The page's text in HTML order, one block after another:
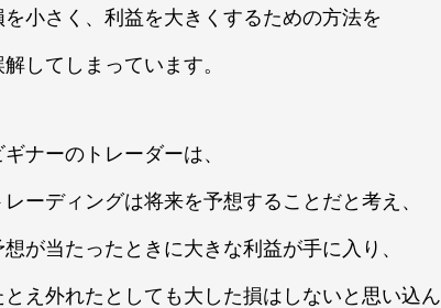
を小さく、利益を大きくするための方法を
解してしまっています。
ギナーのトレーダーは、
レーディングは将来を予想することだと考え、
想が当たったときに大きな利益が手に入り、
とえ外れたとしても大した損はしないと思い込